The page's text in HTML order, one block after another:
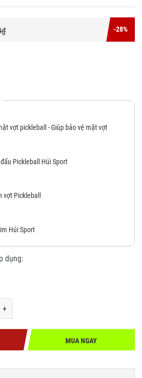
-28%
Túi bọc mặt vợt pickleball - Giúp bảo vệ mặt vợt
Pickleball Húi Sport
vợt Pickleball
Húi Sport
dụng:
+
MUA NGAY